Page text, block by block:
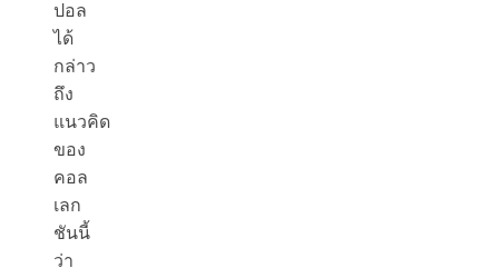
ปอล
ได้
กล่าว
ถึง
แนวคิด
ของ
คอล
เลก
ชันนี้
ว่า